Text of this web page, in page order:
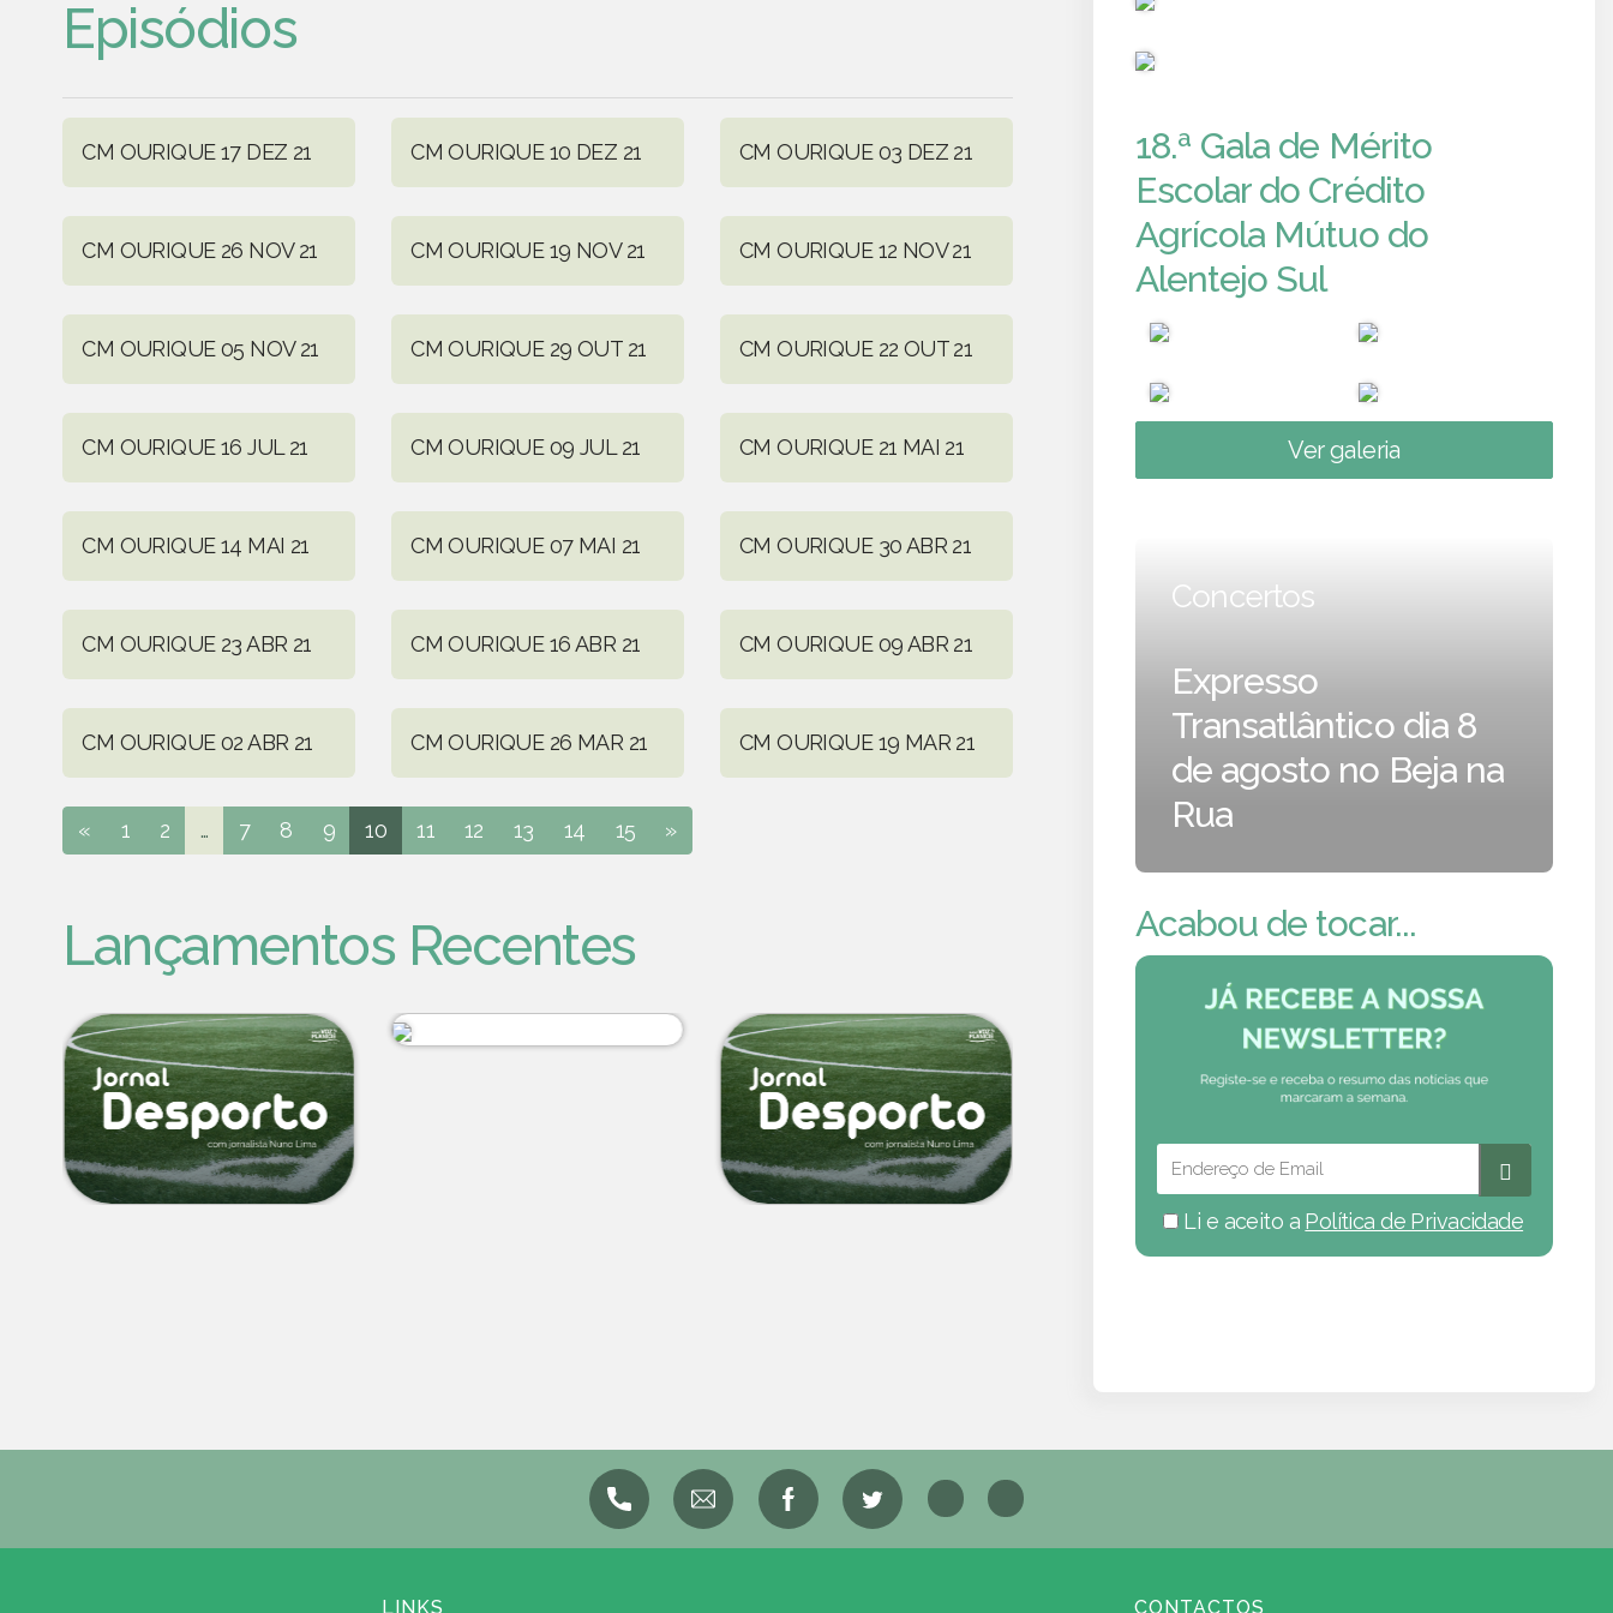
Episódios
CM OURIQUE 17 DEZ 21 CM OURIQUE 10 DEZ 21 CM OURIQUE 03 DEZ 21
CM OURIQUE 26 NOV 21 CM OURIQUE 19 NOV 21 CM OURIQUE 12 NOV 21
CM OURIQUE 05 NOV 21 CM OURIQUE 29 OUT 21 CM OURIQUE 22 OUT 21
CM OURIQUE 16 JUL 21 CM OURIQUE 09 JUL 21 CM OURIQUE 21 MAI 21
CM OURIQUE 14 MAI 21 CM OURIQUE 07 MAI 21 CM OURIQUE 30 ABR 21
CM OURIQUE 23 ABR 21 CM OURIQUE 16 ABR 21 CM OURIQUE 09 ABR 21
CM OURIQUE 02 ABR 21 CM OURIQUE 26 MAR 21 CM OURIQUE 19 MAR 21
« 1 2 ... 7 8 9 10 11 12 13 14 15 »
Lançamentos Recentes
18.ª Gala de Mérito
Escolar do Crédito
Agrícola Mútuo do
Alentejo Sul
Ver galeria
Concertos
Expresso
Transatlântico dia 8
de agosto no Beja na
Rua
Acabou de tocar...
Li e aceito a Política de Privacidade
LINKS CONTACTOS